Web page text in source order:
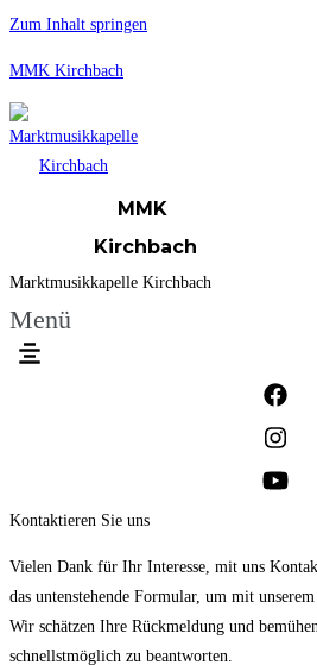
Zum Inhalt springen
MMK Kirchbach
MMK
Kirchbach
Marktmusikkapelle Kirchbach
Menü
Kontaktieren Sie uns
Vielen Dank für Ihr Interesse, mit uns
das untenstehende Formular, um mit
Wir schätzen Ihre Rückmeldung und
schnellstmöglich zu beantworten.